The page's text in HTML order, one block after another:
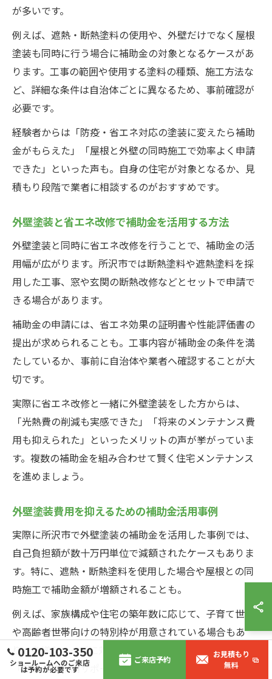
が多いです。
例えば、遮熱・断熱塗料の使用や、外壁だけでなく屋根
塗装も同時に行う場合に補助金の対象となるケースがあ
ります。工事の範囲や使用する塗料の種類、施工方法な
ど、詳細な条件は自治体ごとに異なるため、事前確認が
必要です。
経験者からは「防疫・省エネ対応の塗装に変えたら補助
金がもらえた」「屋根と外壁の同時施工で効率よく申請
できた」といった声も。自身の住宅が対象となるか、見
積もり段階で業者に相談するのがおすすめです。
外壁塗装と省エネ改修で補助金を活用する方法
外壁塗装と同時に省エネ改修を行うことで、補助金の活
用幅が広がります。所沢市では断熱塗料や遮熱塗料を採
用した工事、窓や玄関の断熱改修などとセットで申請で
きる場合があります。
補助金の申請には、省エネ効果の証明書や性能評価書の
提出が求められることも。工事内容が補助金の条件を満
たしているか、事前に自治体や業者へ確認することが大
切です。
実際に省エネ改修と一緒に外壁塗装をした方からは、
「光熱費の削減も実感できた」「将来のメンテナンス費
用も抑えられた」といったメリットの声が挙がっていま
す。複数の補助金を組み合わせて賢く住宅メンテナンス
を進めましょう。
外壁塗装費用を抑えるための補助金活用事例
実際に所沢市で外壁塗装の補助金を活用した事例では、
自己負担額が数十万円単位で減額されたケースもありま
す。特に、遮熱・断熱塗料を使用した場合や屋根との同
時施工で補助金額が増額されることも。
例えば、家族構成や住宅の築年数に応じて、子育て世帯
や高齢者世帯向けの特別枠が用意されている場合もあ
り、多様なニーズに対応しています。塗装業者からは
「補助金の申請サポートでお客様の満足度が向上した」
0120-103-350
ショールームへのご来店
は予約が必要です
ご来店予約
お見積もり
無料